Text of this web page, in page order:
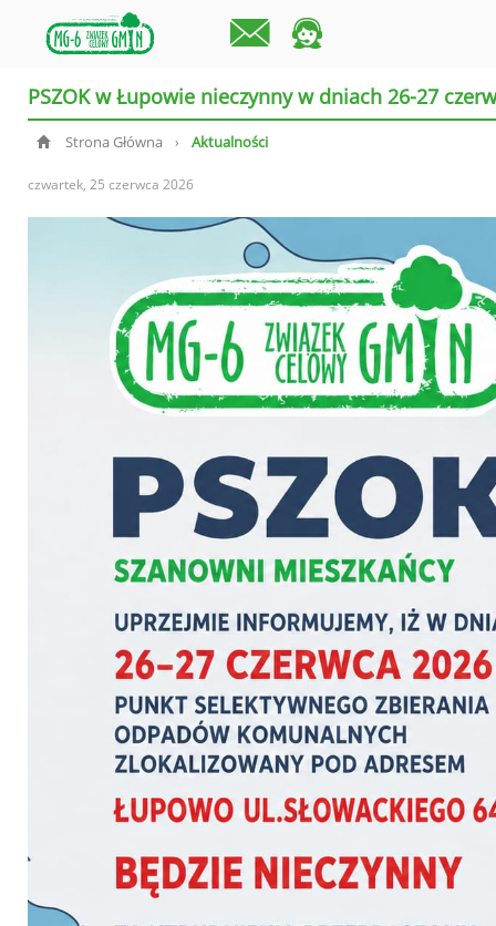
PSZOK w Łupowie nieczynny w dniach 26-27
Strona Główna › Aktualności
czwartek, 25 czerwca 2026